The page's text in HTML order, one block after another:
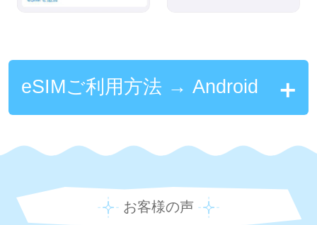
eSIMご利用方法 → Android
お客様の声